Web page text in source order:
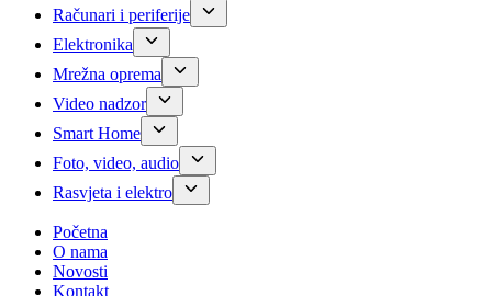
Računari i periferije
Elektronika
Mrežna oprema
Video nadzor
Smart Home
Foto, video, audio
Rasvjeta i elektro
Početna
O nama
Novosti
Kontakt